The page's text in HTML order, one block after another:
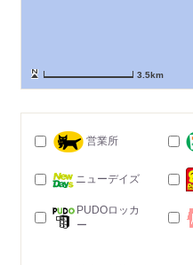
3.5km
営業所
ニューデイズ
PUDOロッカ
ー